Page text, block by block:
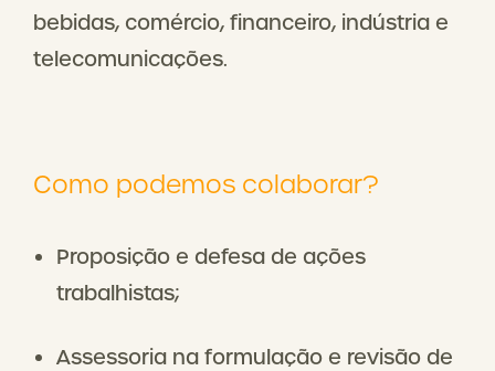
bebidas, comércio, financeiro, indústria e
telecomunicações.
Como podemos colaborar?
Proposição e defesa de ações
trabalhistas;
Assessoria na formulação e revisão de